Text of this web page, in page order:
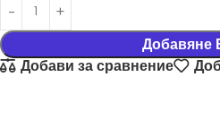
Добавяне
Добави за сравнение